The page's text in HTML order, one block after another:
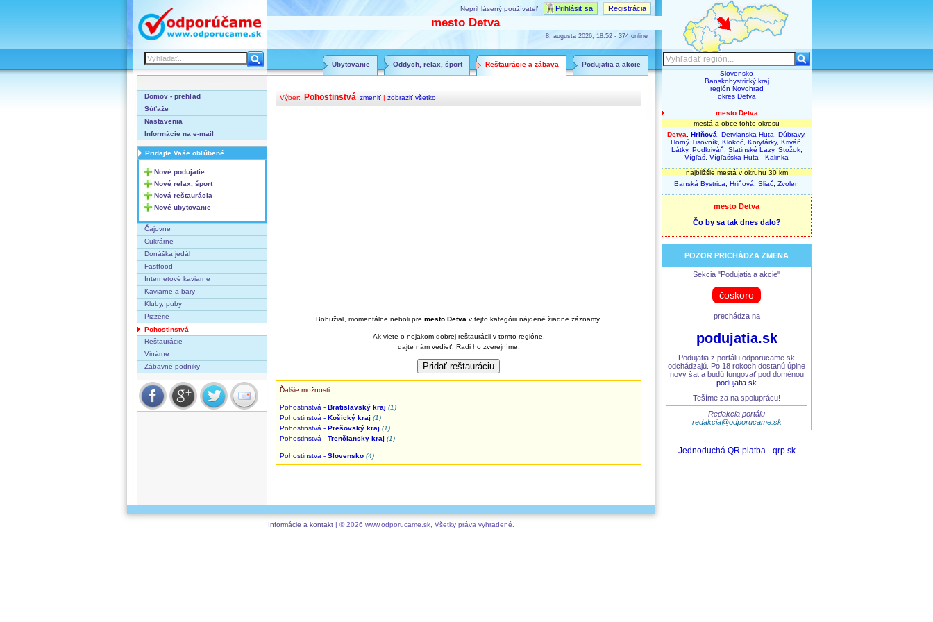
Neprihlásený používateľ Prihlásiť sa Registrácia
mesto Detva
8. augusta 2026, 18:52 - 374 online
Podujatia a akcie
Reštaurácie a zábava
Oddych, relax, šport
Ubytovanie
Domov - prehľad
Súťaže
Nastavenia
Informácie na e-mail
Pridajte Vaše obľúbené
Nové podujatie
Nové relax, šport
Nová reštaurácia
Nové ubytovanie
Čajovne
Cukrárne
Donáška jedál
Fastfood
Internetové kaviarne
Kaviarne a bary
Kluby, puby
Pizzérie
Pohostinstvá
Reštaurácie
Vinárne
Zábavné podniky
Výber: Pohostinstvá zmeniť | zobraziť všetko
Bohužiaľ, momentálne neboli pre mesto Detva v tejto kategórii nájdené žiadne záznamy.
Ak viete o nejakom dobrej reštaurácii v tomto regióne,
dajte nám vedieť. Radi ho zverejníme.
Ďalšie možnosti:
Pohostinstvá - Bratislavský kraj (1)
Pohostinstvá - Košický kraj (1)
Pohostinstvá - Prešovský kraj (1)
Pohostinstvá - Trenčiansky kraj (1)
Pohostinstvá - Slovensko (4)
Informácie a kontakt| © 2026 www.odporucame.sk, Všetky práva vyhradené.
Slovensko
Banskobystrický kraj
región Novohrad
okres Detva
mesto Detva
mestá a obce tohto okresu
Detva
Hriňová Detvianska Huta Dúbravy,
Horný Tisovník, Klokoč, Korytárky, Kriváň
Látky, Podkriváň Slatinské Lazy, Stožok,
Vígľaš Vígľašska Huta - Kalinka
najbližšie mestá v okruhu 30 km
Banská Bystrica
Hriňová Sliač Zvolen
mesto Detva
Čo by sa tak dnes dalo?
POZOR PRICHÁDZA ZMENA
Sekcia "Podujatia a akcie"
čoskoro
prechádza na
podujatia.sk
Podujatia z portálu odporucame.sk
odchádzajú. Po 18 rokoch dostanú úplne
nový šat a budú fungovať pod doménou
podujatia.sk
Tešíme za na spoluprácu!
Redakcia portálu
redakcia@odporucame.sk
Jednoduchá QR platba - qrp.sk